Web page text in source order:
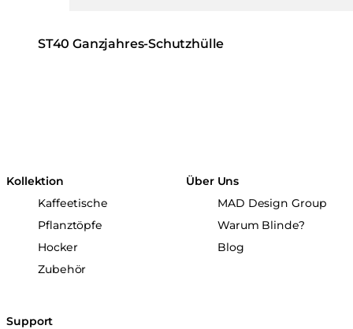
ST40 Ganzjahres-Schutzhülle
Kollektion
Kaffeetische
Pflanztöpfe
Hocker
Zubehör
Über Uns
MAD Design Group
Warum Blinde?
Blog
Support